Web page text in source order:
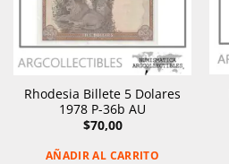
Rhodesia Billete 5 Dolares
1978 P-36b AU
$70,00
AÑADIR AL CARRITO